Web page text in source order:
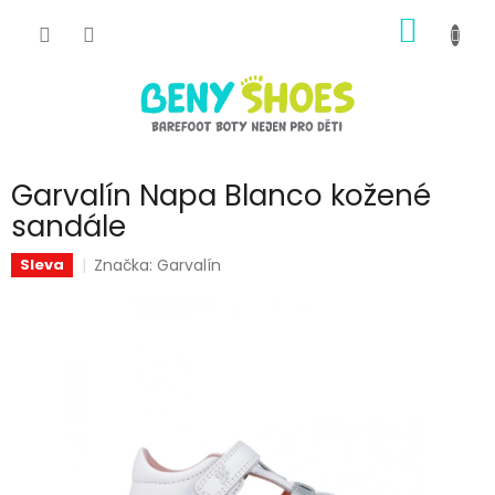
KOŠÍK
Garvalín Napa Blanco kožené
sandále
Sleva Značka:Garvalín